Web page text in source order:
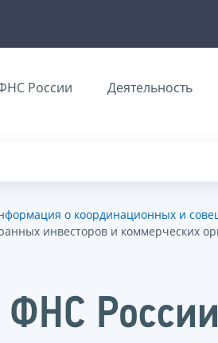
России Деятельность
о координационных и
инвесторов и коммерческих
ФНС